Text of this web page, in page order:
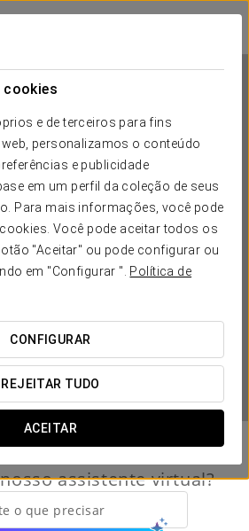
cookies
e de terceiros para fins
personalizamos o conteúdo
e publicidade
em um perfil da coleção de seus
Para mais informações, você pode
Você pode aceitar todos os
"Aceitar" ou pode configurar ou
em "Configurar ". Política de
CONFIGURAR
REJEITAR TUDO
ACEITAR
Ruavieja
LOGRONHO
IR?
assistente virtual?
o que precisar